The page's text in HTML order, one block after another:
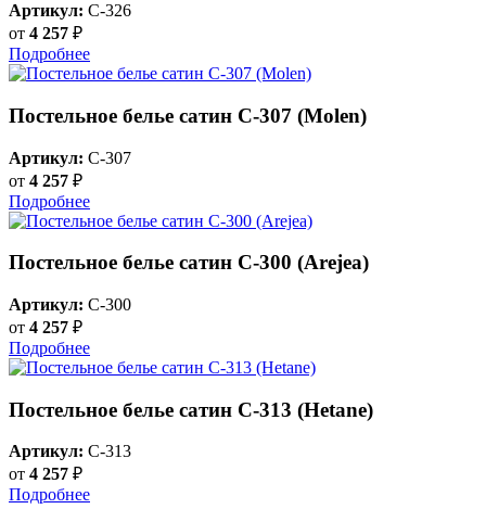
Артикул: C-326
от 4 257 ₽
Подробнее
Постельное белье сатин С-307 (Molen)
Артикул: C-307
от 4 257 ₽
Подробнее
Постельное белье сатин С-300 (Arejea)
Артикул: C-300
от 4 257 ₽
Подробнее
Постельное белье сатин С-313 (Hetane)
Артикул: C-313
от 4 257 ₽
Подробнее